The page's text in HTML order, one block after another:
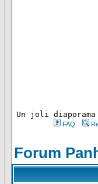
Un joli
FAQ
Forum